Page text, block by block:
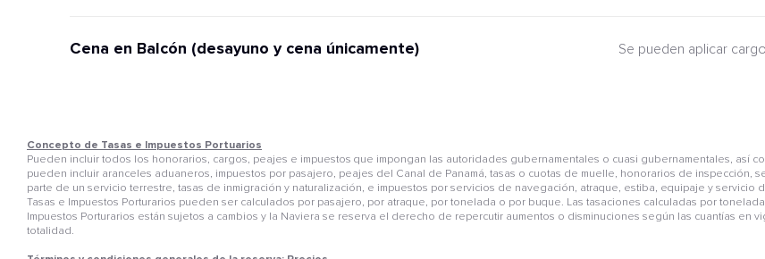
Cena en Balcón (desayuno y cena únicamente) Se pueden aplicar
Concepto de Tasas e Impuestos Portuarios
Pueden incluir todos los honorarios, cargos, peajes e impuestos que impongan las autoridades gubernamentales o cuasi gubernamentales, así
pueden incluir aranceles aduaneros, impuestos por pasajero, peajes del Canal de Panamá, tasas o cuotas de muelle, honorarios de inspección,
parte de un servicio terrestre, tasas de inmigración y naturalización, e impuestos por servicios de navegación, atraque, estiba, equipaje y
Tasas e Impuestos Porturarios pueden ser calculados por pasajero, por atraque, por tonelada o por buque. Las tasaciones calculadas por
Impuestos Porturarios están sujetos a cambios y la Naviera se reserva el derecho de repercutir aumentos o disminuciones según las cuantías en
totalidad.